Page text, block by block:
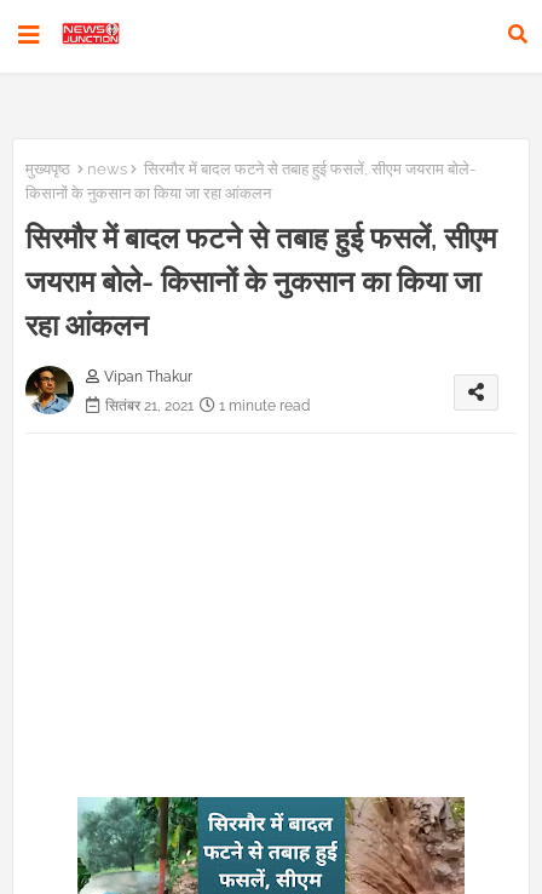
मुख्यपृष्ठ news
सिरमौर में बादल फटने से तबाह हुई फसलें, सीएम जयराम बोले-
किसानों के नुकसान का किया जा रहा आंकलन
सिरमौर में बादल फटने से तबाह हुई फसलें, सीएम
जयराम बोले- किसानों के नुकसान का किया जा
रहा आंकलन
Vipan Thakur
सितंबर 21, 2021
1 minute read